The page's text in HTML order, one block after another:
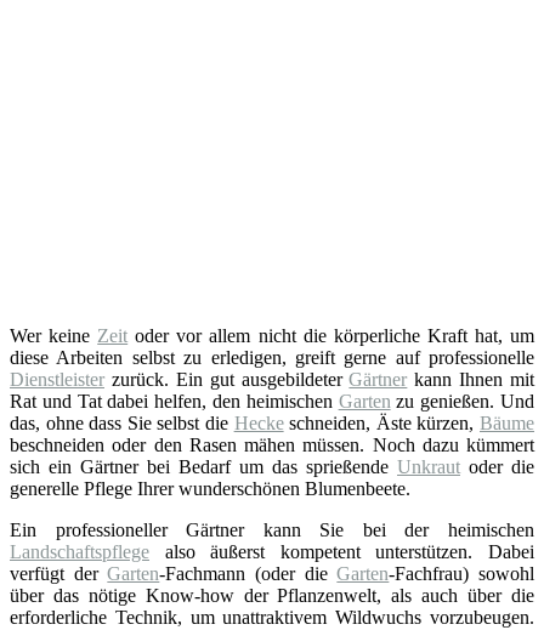
Wer keine Zeit oder vor allem nicht die körperliche Kraft hat, um
diese Arbeiten selbst zu erledigen, greift gerne auf professionelle
Dienstleister zurück. Ein gut ausgebildeterGärtner kann Ihnen mit
Rat und Tat dabei helfen, den heimischen Garten zu genießen. Und
das, ohne dass Sie selbst die Heckeschneiden, Äste kürzen,Bäume
beschneiden oder den Rasen mähen müssen. Noch dazu kümmert
sich ein Gärtner bei Bedarf um das sprießende Unkraut oder die
generelle Pflege Ihrer wunderschönen Blumenbeete.
Ein professioneller Gärtner kann Sie bei der heimischen
Landschaftspflege also äußerst kompetent unterstützen. Dabei
verfügt derGarten-Fachmann (oder dieGarten-Fachfrau) sowohl
über das nötige Know-how der Pflanzenwelt, als auch über die
erforderliche Technik, um unattraktivem Wildwuchs vorzubeugen.